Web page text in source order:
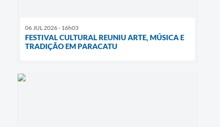
06 JUL 2026 - 16h03
FESTIVAL CULTURAL REUNIU ARTE, MÚSICA E
TRADIÇÃO EM PARACATU